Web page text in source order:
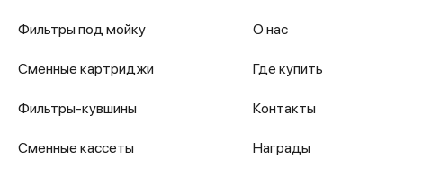
Фильтры под мойку
Сменные картриджи
Фильтры-кувшины
Сменные кассеты
О нас
Где купить
Контакты
Награды